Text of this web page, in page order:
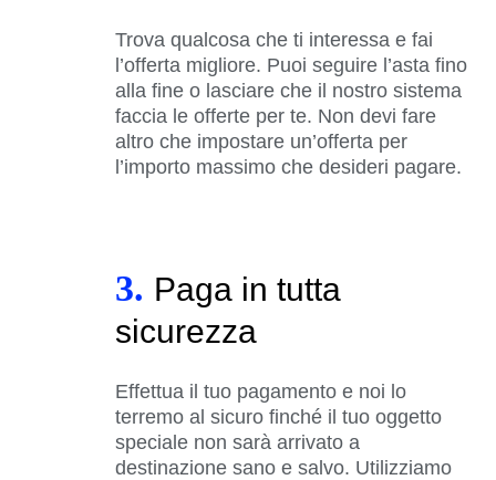
Trova qualcosa che ti interessa e fai
l’offerta migliore. Puoi seguire l’asta fino
alla fine o lasciare che il nostro sistema
faccia le offerte per te. Non devi fare
altro che impostare un’offerta per
l’importo massimo che desideri pagare.
3. Paga in tutta
sicurezza
Effettua il tuo pagamento e noi lo
terremo al sicuro finché il tuo oggetto
speciale non sarà arrivato a
destinazione sano e salvo. Utilizziamo